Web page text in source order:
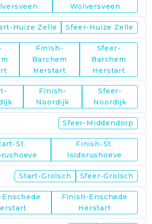
Wolversveen
Huize Zelle Sfeer-Huize Zelle
Finish-
Barchem
Herstart
Sfeer-
Barchem
Herstart
Finish-
Noordijk
Sfeer-
Noordijk
Sfeer-Middendorp
St.
Finish-St.
Isidorushoeve
Start-Grolsch Sfeer-Grolsch
Finish-Enschede
Herstart